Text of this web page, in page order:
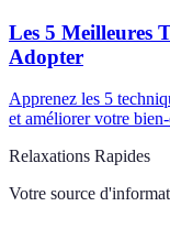
Les 5 Meilleures
Adopter
Apprenez les 5
et améliorer votre
Relaxations Rapides
Votre source